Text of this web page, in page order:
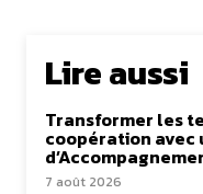
Lire aussi
Transformer les
coopération avec
7 août 2026